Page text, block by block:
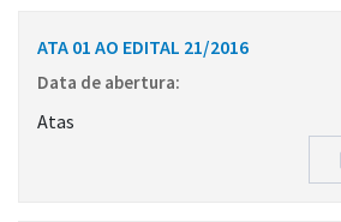
ATA 01 AO EDITAL 21/2016
Data de abertura:
Atas